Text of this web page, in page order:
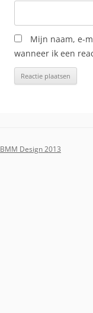
Mijn naam, e-
wanneer ik een
BMM Design 2013